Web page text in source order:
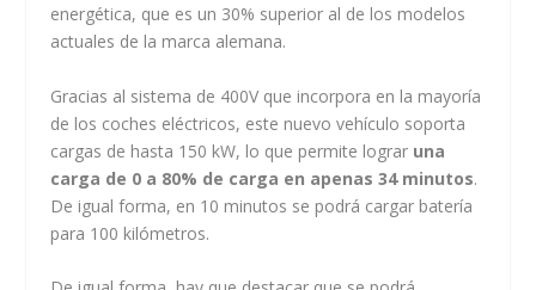
energética, que es un 30% superior al de los modelos
actuales de la marca alemana.
Gracias al sistema de 400V que incorpora en la mayoría
de los coches eléctricos, este nuevo vehículo soporta
cargas de hasta 150 kW, lo que permite lograr una
carga de 0 a 80% de carga en apenas 34 minutos.
De igual forma, en 10 minutos se podrá cargar batería
para 100 kilómetros.